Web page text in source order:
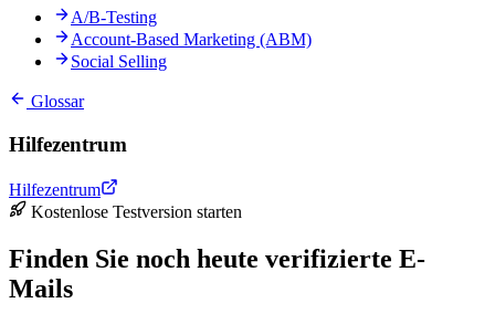
A/B-Testing
Account-Based Marketing (ABM)
Social Selling
Glossar
Hilfezentrum
Hilfezentrum
Kostenlose Testversion starten
Finden Sie noch heute verifizierte E-
Mails